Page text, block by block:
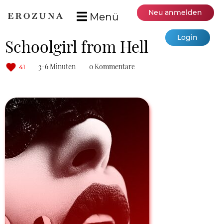
Menü Neu anmelden
Login
Schoolgirl from Hell
41 3-6 Minuten 0 Kommentare